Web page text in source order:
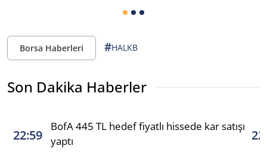
Borsa Haberleri #HALKB
Son Dakika Haberler
22:59
BofA 445 TL hedef fiyatlı hissede kar satışı
yaptı